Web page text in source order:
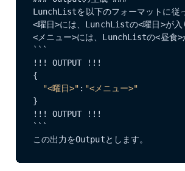
LunchListを以下のフォーマットに従
<曜日>には、LunchListの<曜日>が入
<メニュー>には、LunchListの<昼食>
```
!!! OUTPUT !!!
{
"<曜日>" : "<メニュー>"
}
!!! OUTPUT !!!
```
この出力をOutputとします。